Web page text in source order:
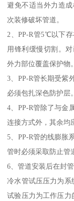
避免不适当外力造
次装修破坏管道。
2、PP-R管5℃以下
用锋利缓慢切割。
外力部位覆盖保护物。
3、PP-R管长期受紫
必须包扎深色防护层。
4、PP-R管除了与金
连接方式外，其余均
5、PP-R管的线膨胀
管时必须采取防止管
6、管道安装后在封
冷水管试压压力为系
试验压力为工作压力